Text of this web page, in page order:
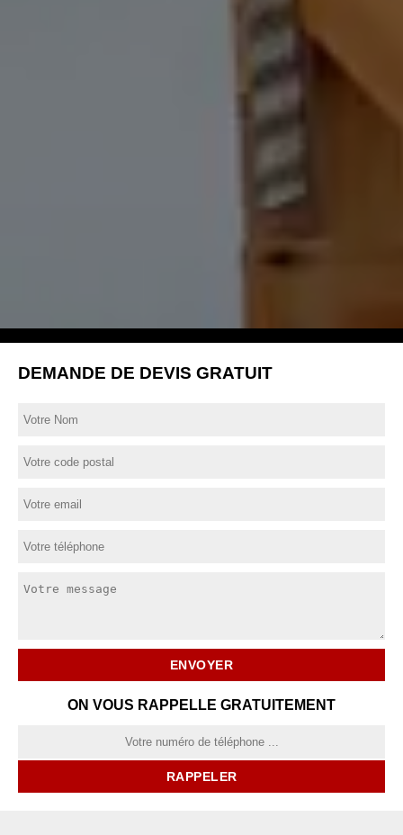
DEMANDE DE DEVIS GRATUIT
ON VOUS RAPPELLE GRATUITEMENT